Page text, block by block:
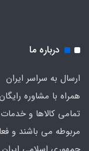
درباره ما
ارسال به سراسر ایران
همراه با مشاوره رایگان
تمامی کالاها و
مربوطه می باشند و